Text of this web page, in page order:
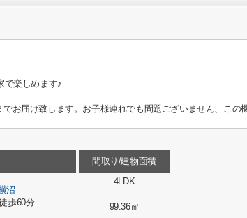
で楽しめます♪
お届け致します。お子様連れでも問題ございません、この
沼
歩60分
間取り/建物面積
4LDK
99.36㎡